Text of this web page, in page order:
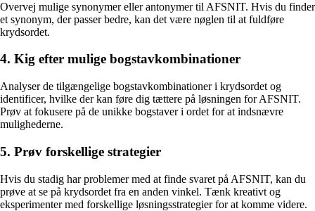
Overvej mulige synonymer eller antonymer til AFSNIT. Hvis du finder
et synonym, der passer bedre, kan det være nøglen til at fuldføre
krydsordet.
4. Kig efter mulige bogstavkombinationer
Analyser de tilgængelige bogstavkombinationer i krydsordet og
identificer, hvilke der kan føre dig tættere på løsningen for AFSNIT.
Prøv at fokusere på de unikke bogstaver i ordet for at indsnævre
mulighederne.
5. Prøv forskellige strategier
Hvis du stadig har problemer med at finde svaret på AFSNIT, kan du
prøve at se på krydsordet fra en anden vinkel. Tænk kreativt og
eksperimenter med forskellige løsningsstrategier for at komme videre.